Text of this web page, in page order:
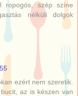
ropogós, szép színe
nélküli dolgok
ezért nem szeretik.
az is készen van